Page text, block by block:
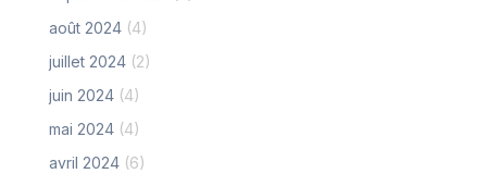
août 2024 (4)
juillet 2024 (2)
juin 2024 (4)
mai 2024 (4)
avril 2024 (6)